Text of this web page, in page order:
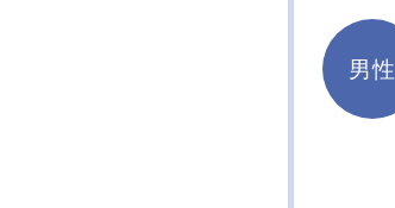
男性